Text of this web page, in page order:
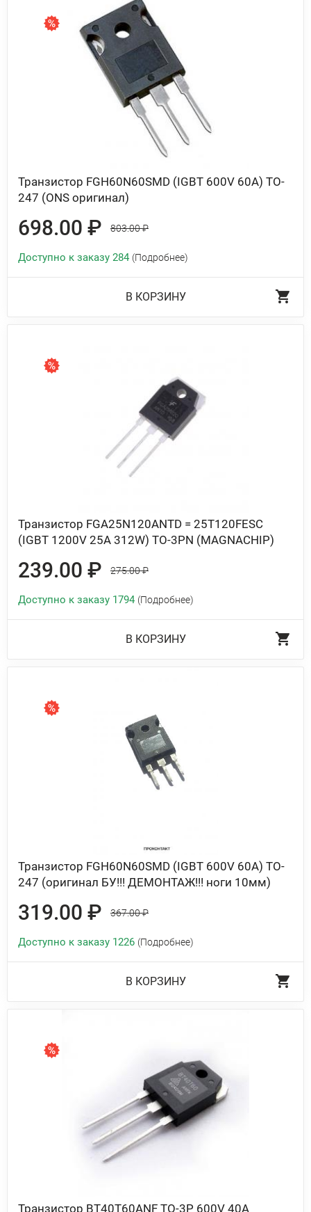
Транзистор FGH60N60SMD (IGBT 600V 60A) TO-
247 (ONS оригинал)
698.00 ₽ 803.00 ₽
Доступно к заказу 284 (Подробнее)
В КОРЗИНУ
Транзистор FGA25N120ANTD = 25T120FESC
(IGBT 1200V 25A 312W) TO-3PN (MAGNACHIP)
239.00 ₽ 275.00 ₽
Доступно к заказу 1794 (Подробнее)
В КОРЗИНУ
Транзистор FGH60N60SMD (IGBT 600V 60A) TO-
247 (оригинал БУ!!! ДЕМОНТАЖ!!! ноги 10мм)
319.00 ₽ 367.00 ₽
Доступно к заказу 1226 (Подробнее)
В КОРЗИНУ
Транзистор BT40T60ANF TO-3P 600V 40A